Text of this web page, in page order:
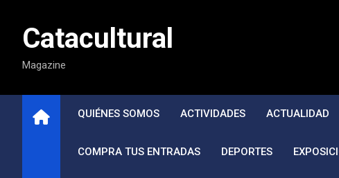
contenidoCatacultural
Magazine
QUIÉNES SOMOS ACTIVIDADES ACTUALIDAD
COMPRA TUS ENTRADAS DEPORTES